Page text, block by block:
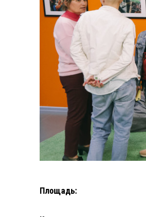
Площадь: